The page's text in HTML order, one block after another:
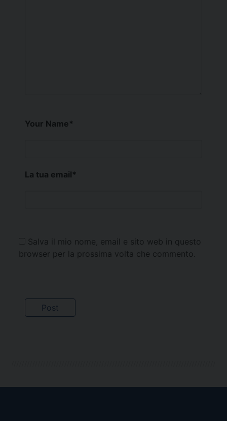
Your Name*
La tua email*
Salva il mio nome, email e sito web in questo
browser per la prossima volta che commento.